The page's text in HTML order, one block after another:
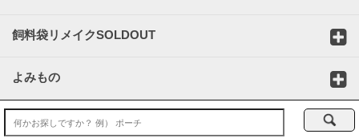
飼料袋リメイクSOLDOUT
よみもの